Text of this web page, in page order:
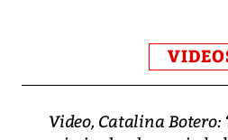
Video, Catalina Botero: